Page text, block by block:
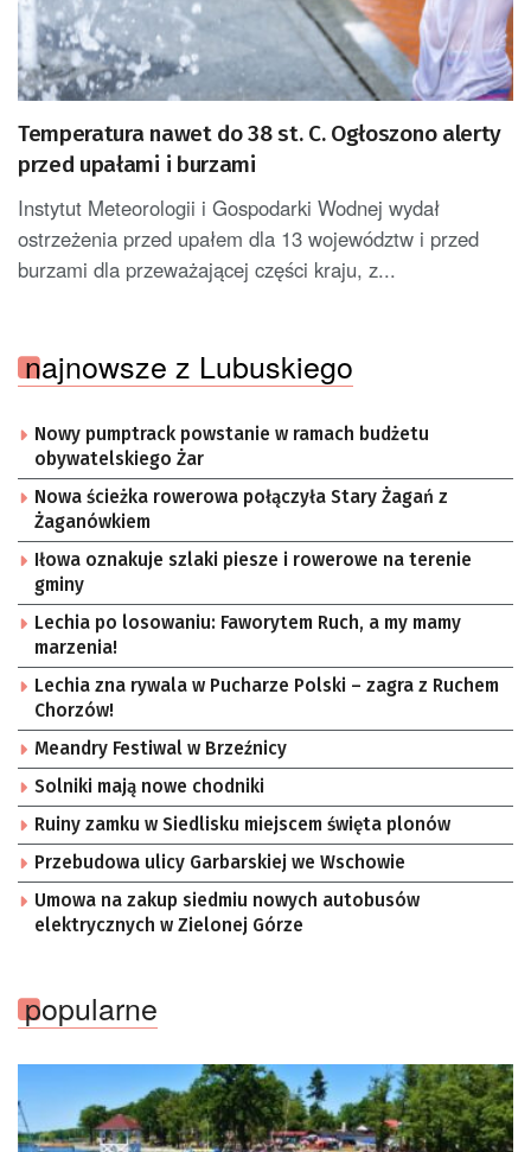
Temperatura nawet do 38 st. C. Ogłoszono alerty
przed upałami i burzami
Instytut Meteorologii i Gospodarki Wodnej wydał
ostrzeżenia przed upałem dla 13 województw i przed
burzami dla przeważającej części kraju, z...
najnowsze z Lubuskiego
Nowy pumptrack powstanie w ramach budżetu
obywatelskiego Żar
Nowa ścieżka rowerowa połączyła Stary Żagań z
Żaganówkiem
Iłowa oznakuje szlaki piesze i rowerowe na terenie
gminy
Lechia po losowaniu: Faworytem Ruch, a my mamy
marzenia!
Lechia zna rywala w Pucharze Polski – zagra z Ruchem
Chorzów!
Meandry Festiwal w Brzeźnicy
Solniki mają nowe chodniki
Ruiny zamku w Siedlisku miejscem święta plonów
Przebudowa ulicy Garbarskiej we Wschowie
Umowa na zakup siedmiu nowych autobusów
elektrycznych w Zielonej Górze
popularne